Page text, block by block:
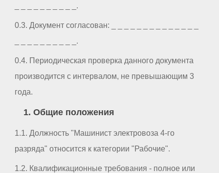
_ _ _ _ _ _ _ _ _ _.
0.3. Документ согласован: _ _ _ _ _ _ _ _ _ _ _ _ _ _
_ _ _ _ _ _ _ _ _ _.
0.4. Периодическая проверка данного документа
производится с интервалом, не превышающим 3
года.
1. Общие положения
1.1. Должность "Машинист электровоза 4-го
разряда" относится к категории "Рабочие".
1.2. Квалификационные требования - полное или